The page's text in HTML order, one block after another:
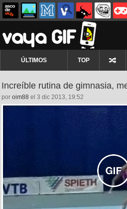
ÚLTIMOS TOP
Increíble rutina de gimnasia,
por oim88 el 3 dic 2013, 19:52